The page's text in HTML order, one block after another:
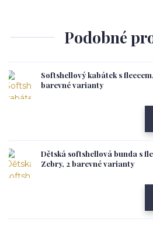
Podobné
Softshellový kabátek s
barevné varianty
Dětská softshellová bunda s
Zebry, 2 barevné varianty